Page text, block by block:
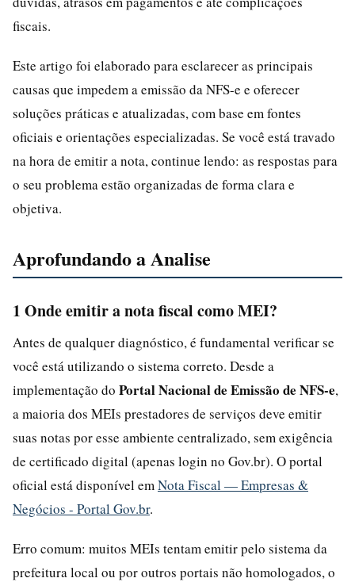
fiscais.
Este artigo foi elaborado para esclarecer as principais
causas que impedem a emissão da NFS-e e oferecer
soluções práticas e atualizadas, com base em fontes
oficiais e orientações especializadas. Se você está travado
na hora de emitir a nota, continue lendo: as respostas para
o seu problema estão organizadas de forma clara e
objetiva.
Aprofundando a Analise
1 Onde emitir a nota fiscal como MEI?
Antes de qualquer diagnóstico, é fundamental verificar se
você está utilizando o sistema correto. Desde a
implementação do Portal Nacional de Emissão de NFS-e,
a maioria dos MEIs prestadores de serviços deve emitir
suas notas por esse ambiente centralizado, sem exigência
de certificado digital (apenas login no Gov.br). O portal
oficial está disponível em Nota Fiscal — Empresas &
Negócios - Portal Gov.br.
Erro comum: muitos MEIs tentam emitir pelo sistema da
prefeitura local ou por outros portais não homologados, o